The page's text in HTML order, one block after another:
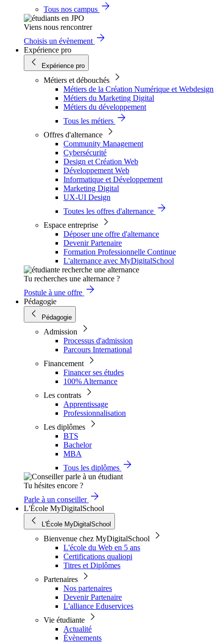
Tous nos campus
Viens nous rencontrer
Choisis un évènement
Expérience pro
Expérience pro
Métiers et débouchés
Métiers de la Création Numérique et Webdesign
Métiers du Marketing Digital
Métiers du développement
Tous les métiers
Offres d'alternance
Community Management
Cybersécurité
Design et Création Web
Développement Web
Informatique et Développement
Marketing Digital
UX-UI Design
Toutes les offres d'alternance
Espace entreprise
Déposer une offre d'alternance
Devenir Partenaire
Formation Professionnelle Continue
L'alternance avec MyDigitalSchool
Tu recherches une alternance ?
Postule à une offre
Pédagogie
Pédagogie
Admission
Processus d'admission
Parcours International
Financement
Financer ses études
100% Alternance
Les contrats
Apprentissage
Professionnalisation
Les diplômes
BTS
Bachelor
MBA
Tous les diplômes
Tu hésites encore ?
Parle à un conseiller
L'École MyDigitalSchool
L'École MyDigitalSchool
Bienvenue chez MyDigitalSchool
L'école du Web en 5 ans
Certifications qualiopi
Titres et Diplômes
Partenaires
Nos partenaires
Devenir Partenaire
L'alliance Eduservices
Vie étudiante
Actualité
Évènements